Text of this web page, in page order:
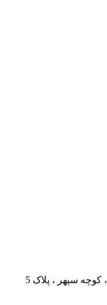
سپهر ، پلاک 5